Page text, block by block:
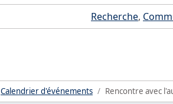
Recherche,
Calendrier d'événements Rencontre avec